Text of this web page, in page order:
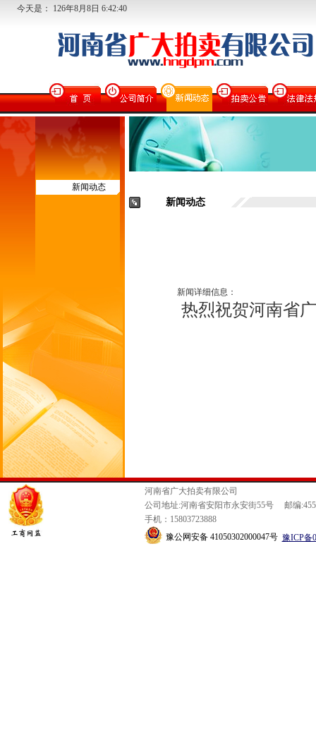
今天是： 126年8月 8日 6:42:40
新闻动态
新闻动态
新闻详细信息：
热烈祝贺河南省
河南省广大拍卖有限公司
公司地址:河南省安阳市永安街55号 邮编
手机：15803723888
豫公网安备 41050302000047号 豫ICP备